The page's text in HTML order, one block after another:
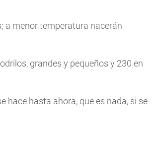
a menor temperatura nacerán
grandes y pequeños y 230 en
hace hasta ahora, que es nada, si se